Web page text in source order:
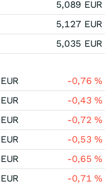
5,089 EUR
5,127 EUR
5,035 EUR
EUR -0,76%
EUR -0,43%
EUR -0,72%
EUR -0,53%
EUR -0,65%
EUR -0,71%